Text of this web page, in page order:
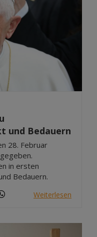
und Bedauern
28. Februar
in ersten
Bedauern.
Weiterlesen